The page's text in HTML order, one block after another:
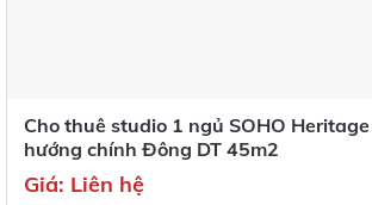
Cho thuê studio 1 ngủ SOHO
hướng chính Đông DT 45m2
Giá: Liên hệ